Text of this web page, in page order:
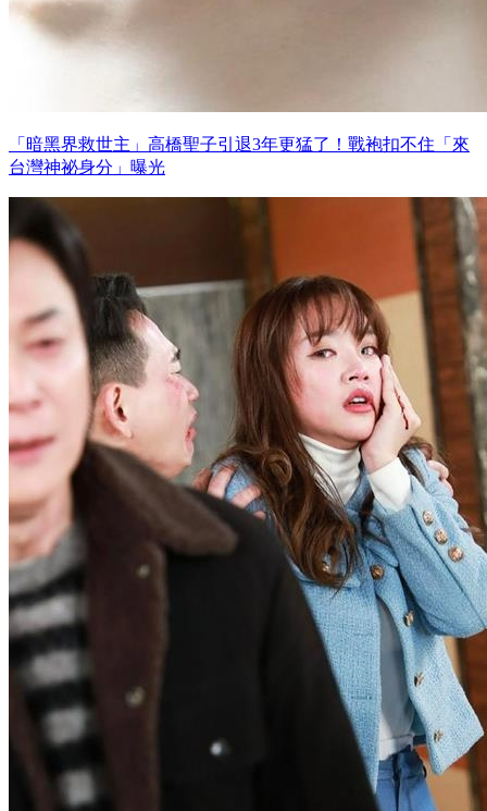
「暗黑界救世主」高橋聖子引退3年更猛了！戰袍扣不住「來
台灣神祕身分」曝光